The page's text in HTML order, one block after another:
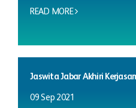
READ MORE
Jaswita Jabar Akhiri
09 Sep 2021